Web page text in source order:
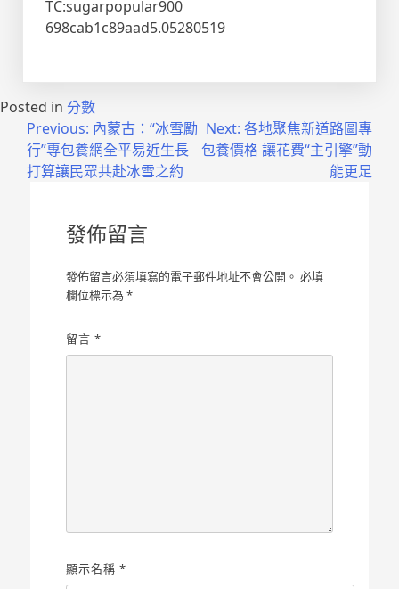
TC:sugarpopular900
698cab1c89aad5.05280519
Posted in 分數
Previous: 內蒙古：“冰雪勵
行”專包養網全平易近生長
打算讓民眾共赴冰雪之約
Next: 各地聚焦新道路圖專
包養價格 讓花費“主引擎”動
能更足
發佈留言
發佈留言必須填寫的電子郵件地址不會公開。 必填
欄位標示為*
留言*
顯示名稱*